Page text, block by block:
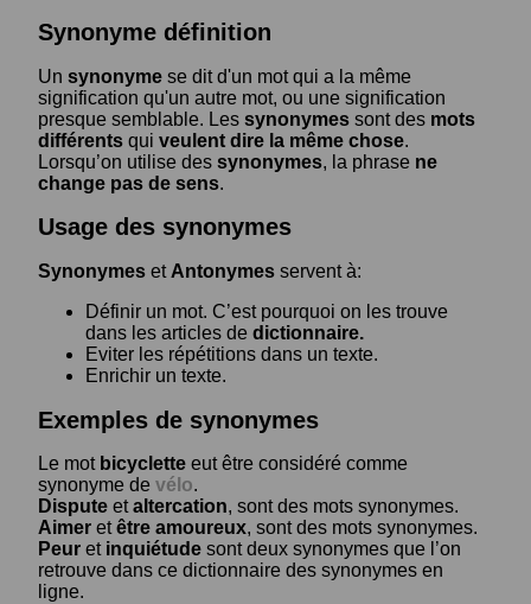
Synonyme définition
Un synonyme se dit d'un mot qui a la même
signification qu'un autre mot, ou une signification
presque semblable. Les synonymes sont des mots
différents qui veulent dire la même chose.
Lorsqu’on utilise des synonymes, la phrase ne
change pas de sens.
Usage des synonymes
Synonymes et Antonymes servent à:
Définir un mot. C’est pourquoi on les trouve
dans les articles de dictionnaire.
Eviter les répétitions dans un texte.
Enrichir un texte.
Exemples de synonymes
Le mot bicyclette eut être considéré comme
synonyme de vélo.
Dispute etaltercation, sont des mots synonymes.
Aimer etêtre amoureux, sont des mots synonymes.
Peur et inquiétude sont deux synonymes que l’on
retrouve dans ce dictionnaire des synonymes en
ligne.